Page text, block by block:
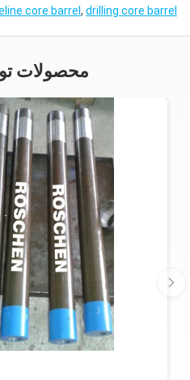
core barrel , drilling core barrel
محصولات